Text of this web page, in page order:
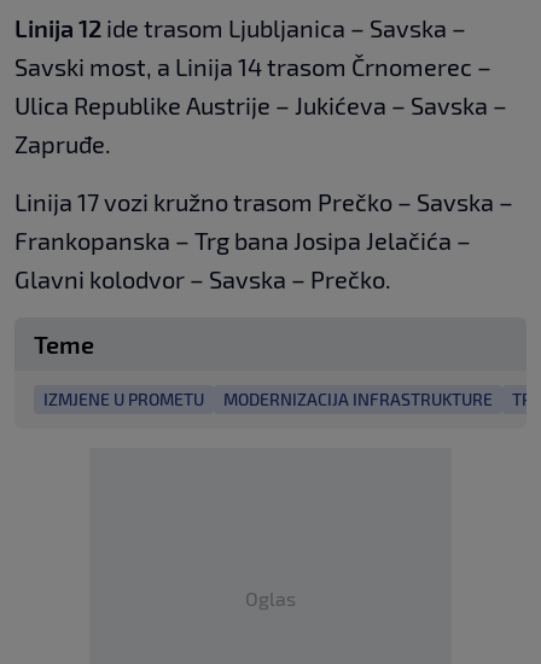
Linija 12 ide trasom Ljubljanica – Savska –
Savski most, a Linija 14 trasom Črnomerec –
Ulica Republike Austrije – Jukićeva – Savska –
Zapruđe.
Linija 17 vozi kružno trasom Prečko – Savska –
Frankopanska – Trg bana Josipa Jelačića –
Glavni kolodvor – Savska – Prečko.
Teme
IZMJENE U PROMETU MODERNIZACIJA INFRASTRUKTURE
Oglas